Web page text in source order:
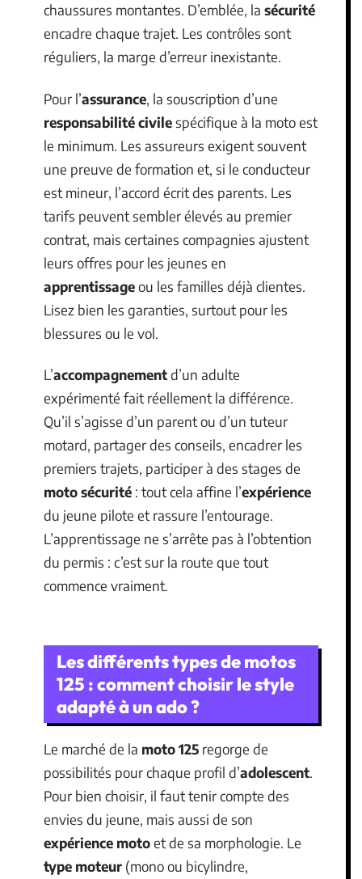
chaussures montantes. D’emblée, la sécurité
encadre chaque trajet. Les contrôles sont
réguliers, la marge d’erreur inexistante.
Pour l’assurance, la souscription d’une
responsabilité civilespécifique à la moto est
le minimum. Les assureurs exigent souvent
une preuve de formation et, si le conducteur
est mineur, l’accord écrit des parents. Les
tarifs peuvent sembler élevés au premier
contrat, mais certaines compagnies ajustent
leurs offres pour les jeunes en
apprentissageou les familles déjà clientes.
Lisez bien les garanties, surtout pour les
blessures ou le vol.
L’accompagnementd’un adulte
expérimenté fait réellement la différence.
Qu’il s’agisse d’un parent ou d’un tuteur
motard, partager des conseils, encadrer les
premiers trajets, participer à des stages de
moto sécurité : tout cela affine l’expérience
du jeune pilote et rassure l’entourage.
L’apprentissage ne s’arrête pas à l’obtention
du permis : c’est sur la route que tout
commence vraiment.
Les différents types de motos
125 : comment choisir le style
adapté à un ado ?
Le marché de la moto 125 regorge de
possibilités pour chaque profil d’adolescent.
Pour bien choisir, il faut tenir compte des
envies du jeune, mais aussi de son
expérience motoet de sa morphologie. Le
type moteur (mono ou bicylindre,